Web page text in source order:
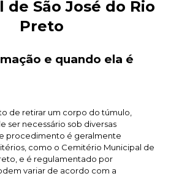
de São José do Rio
Preto
e quando ela é
de retirar um corpo do túmulo,
ser necessário sob diversas
procedimento é geralmente
como o Cemitério Municipal de
e é regulamentado por
variar de acordo com a